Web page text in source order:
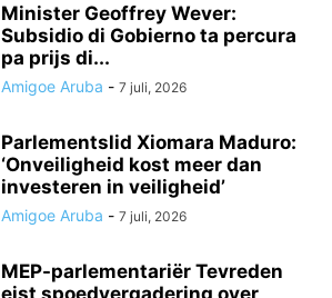
Minister Geoffrey Wever:
Subsidio di Gobierno ta percura
pa prijs di...
Amigoe Aruba - 7 juli, 2026
Parlementslid Xiomara Maduro:
‘Onveiligheid kost meer dan
investeren in veiligheid’
Amigoe Aruba - 7 juli, 2026
MEP-parlementariër Tevreden
eist spoedvergadering over